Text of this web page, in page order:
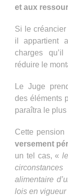
et aux
Si le créancier
il appartient
charges
réduire le
Le Juge
des éléments
paraîtra le
Cette pension
versement
un tel cas, «
alimentaire
lois en vigueur